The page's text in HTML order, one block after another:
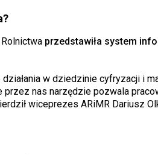
przedstawiła system
w dziedzinie cyfryzacji i
przez nas narzędzie pozwala
wiceprezes ARiMR Dariusz